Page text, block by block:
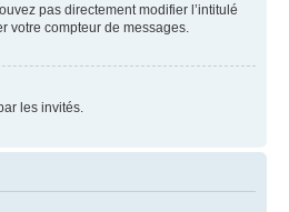
pas directement modifier l’intitulé
votre compteur de messages.
les invités.